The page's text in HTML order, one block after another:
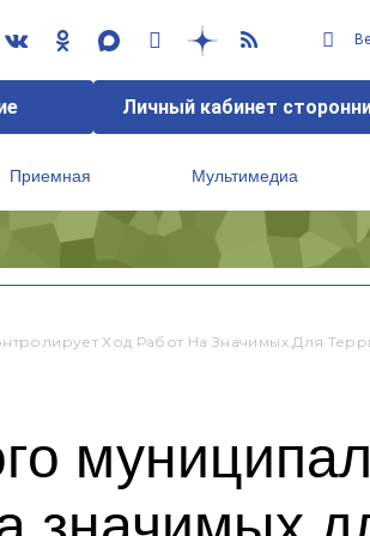
Личный кабинет
Приемная Мультимедиа
Ход Работ На Значимых Для